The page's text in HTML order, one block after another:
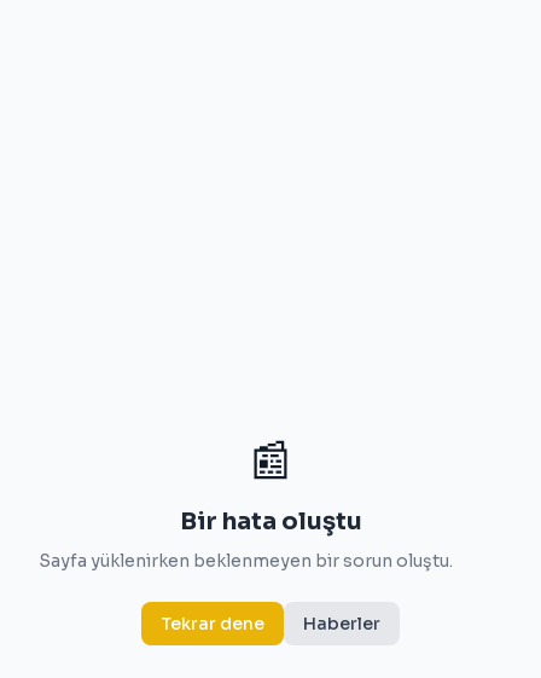
📰
Bir hata oluştu
Sayfa yüklenirken beklenmeyen bir sorun oluştu.
Tekrar dene Haberler